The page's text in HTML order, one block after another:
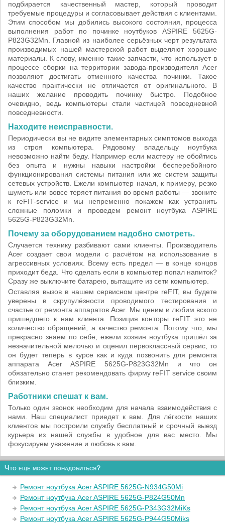
подбирается качественный мастер, который проводит
требуемые процедуры и согласовывает действия с клиентами.
Этим способом мы добились высокого состояния, процесса
выполнения работ по починке ноутбуков ASPIRE 5625G-
P823G32Mn. Главной из наиболее серьёзных черт результата
производимых нашей мастерской работ выделяют хорошие
материалы. К слову, именно такие запчасти, что использует в
процессе сборки на территории завода-производителя Acer
позволяют достигать отменного качества починки. Такое
качество практически не отличается от оригинального. В
наших желание проводить починку быстро. Подобное
очевидно, ведь компьютеры стали частицей повседневной
повседневности.
Находите неисправности.
Периодически вы не видите элементарных симптомов выхода
из строя компьютера. Рядовому владельцу ноутбука
невозможно найти беду. Например если мастеру не обойтись
без опыта и нужны навыки настройки бесперебойного
функционирования системы питания или же систем защиты
сетевых устройств. Ежели компьютер начал, к примеру, резко
шуметь или вовсе теряет питания во время работы — звоните
к reFIT-service и мы непременно покажем как устранить
сложные поломки и проведем ремонт ноутбука ASPIRE
5625G-P823G32Mn.
Почему за оборудованием надобно смотреть.
Случается технику разбивают сами клиенты. Производитель
Acer создает свои модели с расчётом на использование в
агрессивных условиях. Всему есть предел — в конце концов
приходит беда. Что сделать если в компьютер попал напиток?
Сразу же выключите батарею, вытащите из сети компьютер.
Оставляя вызов в нашем сервисном центре reFIT, вы будете
уверены в скрупулёзности проводимого тестирования и
счастье от ремонта аппаратов Acer. Мы ценим и любим вского
пришедшего к нам клиента. Позиция конторы reFIT это не
количество обращений, а качество ремонта. Потому что, мы
прекрасно знаем по себе, ежели хозяин ноутбука пришёл за
незначительной мелочью и оценил первоклассный сервис, то
он будет теперь в курсе как и куда позвонить для ремонта
аппарата Acer ASPIRE 5625G-P823G32Mn и что он
обязательно станет рекомендовать фирму reFIT service своим
близким.
Работники спешат к вам.
Только один звонок необходим для начала взаимодействия с
нами. Наш специалист приедет к вам. Для лёгкости наших
клиентов мы построили службу бесплатный и срочный выезд
курьера из нашей службы в удобное для вас место. Мы
фокусируем уважение и любовь к вам.
Что еще может понадобиться?
Ремонт ноутбука Acer ASPIRE 5625G-N934G50Mi
Ремонт ноутбука Acer ASPIRE 5625G-P824G50Mn
Ремонт ноутбука Acer ASPIRE 5625G-P343G32MiKs
Ремонт ноутбука Acer ASPIRE 5625G-P944G50Miks